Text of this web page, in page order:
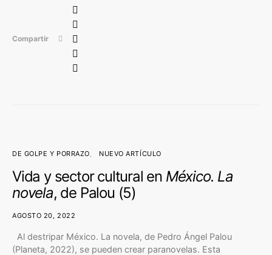
Compartir
DE GOLPE Y PORRAZO NUEVO ARTÍCULO
Vida y sector cultural en México. La
novela, de Palou (5)
AGOSTO 20, 2022
Al destripar México. La novela, de Pedro Ángel Palou
(Planeta, 2022), se pueden crear paranovelas. Esta